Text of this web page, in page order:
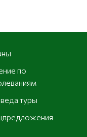
по
туры